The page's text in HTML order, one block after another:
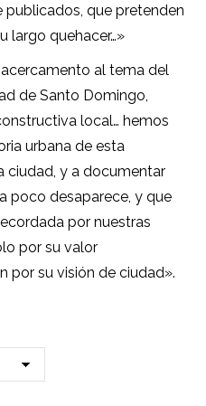
que pretenden
largo quehacer…»
al tema del
de Santo Domingo,
local… hemos
urbana de esta
ciudad, y a documentar
poco desaparece, y que
por nuestras
por su valor
por su visión de ciudad».